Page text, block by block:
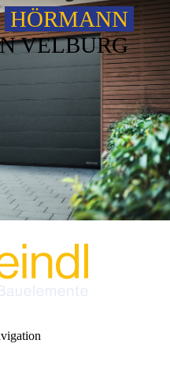
HÖRMANN
VELBURG